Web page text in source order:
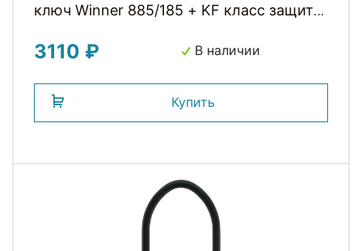
ключ Winner 885/185 + KF класс защиты
3110 ₽ В наличии
Купить